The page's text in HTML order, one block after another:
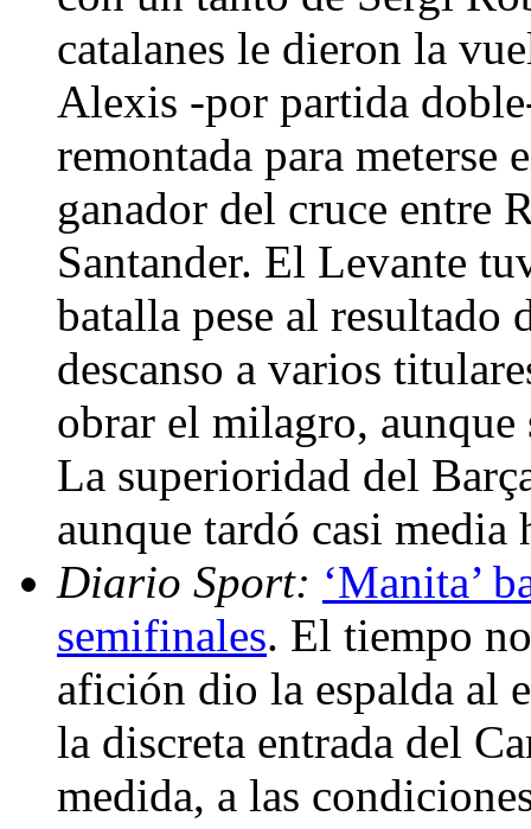
catalanes le dieron la
Alexis -por partida
remontada para meterse
ganador del cruce entre
Santander. El Levante
batalla pese al resultado
descanso a varios
obrar el milagro,
La superioridad del
aunque tardó casi
Diario Sport: ‘Manita’
semifinales. El tiempo
afición dio la espalda al
la discreta entrada del
medida, a las